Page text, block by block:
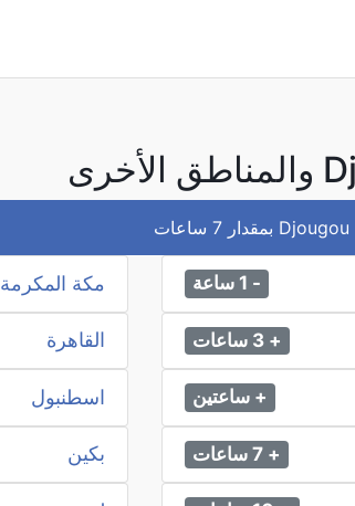
- 1 ساعة مكة المكرمة
+ 3 ساعات القاهرة
+ ساعتين اسطنبول
+ 7 ساعات بكين